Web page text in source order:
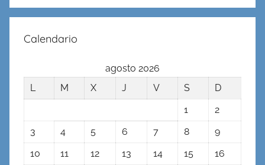
Calendario
agosto 2026
L
M X J V S
D
1
2
3
4 5 6 7 8
9
10
11 12 13 14 15 16